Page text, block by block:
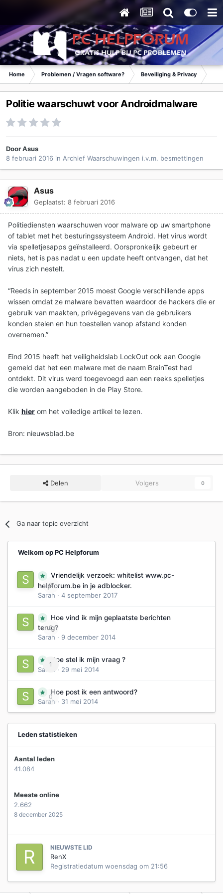
Home Problemen / Vragen software? Beveiliging & Privacy
Politie waarschuwt voor Androidmalware
DoorAsus
8 februari 2016 in Archief Waarschuwingen i.v.m. besmettingen
Asus
Geplaatst: 8 februari 2016
Politiediensten waarschuwen voor malware op uw smartphone
of tablet met het besturingssysteem Android. Het virus wordt
via spelletjesapps geïnstalleerd. Oorspronkelijk gebeurt er
niets, het is pas nadat u een update heeft ontvangen, dat het
virus zich nestelt.
“Reeds in september 2015 moest Google verschillende apps
wissen omdat ze malware bevatten waardoor de hackers die er
gebruik van maakten, privégegevens van de gebruikers
konden stelen en hun toestellen vanop afstand konden
overnemen.”
Eind 2015 heeft het veiligheidslab LockOut ook aan Google
gemeld dat het een malware met de naam BrainTest had
ontdekt. Dit virus werd toegevoegd aan een reeks spelletjes
die worden aangeboden in de Play Store.
Klik hier om het volledige artikel te lezen.
Bron: nieuwsblad.be
Delen Volgers 0
Ga naar topic overzicht
Welkom op PC Helpforum
0
Vriendelijk verzoek: whitelist www.pc-
helpforum.be in je adblocker.
Sarah · 4 september 2017
0
Hoe vind ik mijn geplaatste berichten
terug?
Sarah · 9 december 2014
1
Hoe stel ik mijn vraag ?
Sarah
· 29 mei 2014
0
Hoe post ik een antwoord?
Sarah · 31 mei 2014
Leden statistieken
Aantal leden
41.084
Meeste online
2.662
8 december 2025
NIEUWSTE LID
RenX
Registratiedatum woensdag om 21:56